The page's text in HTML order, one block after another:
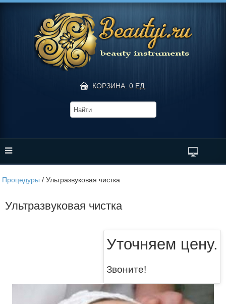
КОРЗИНА: 0 ЕД.
Процедуры / Ультразвуковая чистка
Ультразвуковая чистка
Уточняем цену.
Звоните!